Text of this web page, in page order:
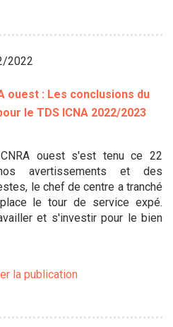
2022
ouest : Les conclusions du
le TDS ICNA 2022/2023
ouest s'est tenu ce 22
avertissements et des
le chef de centre a tranché
le tour de service expé.
et s'investir pour le bien
la publication